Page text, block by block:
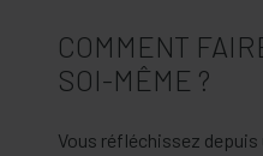
COMMENT
SOI-MÊME ?
Vous réfléchissez